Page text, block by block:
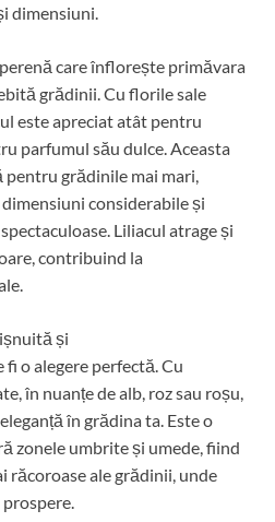
dimensiuni.
care înflorește primăvara
grădinii. Cu florile sale
este apreciat atât pentru
parfumul său dulce. Aceasta
grădinile mai mari,
considerabile și
Liliacul atrage și
contribuind la
și
fi o alegere perfectă. Cu
în nuanțe de alb, roz sau roșu,
în grădina ta. Este o
zonele umbrite și umede, fiind
răcoroase ale grădinii, unde